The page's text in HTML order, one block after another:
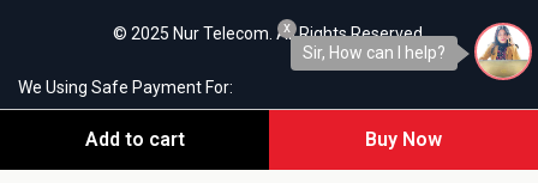
© 2025 Nur Telecom. All Rights Reserved.
We Using Safe Payment For:
Add to cart Buy Now
Sir, How can I help?
x